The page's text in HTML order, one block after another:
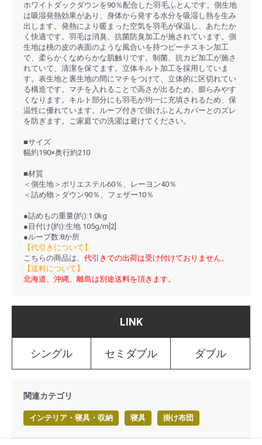
ホワイトダックダウンを90％配合した羽毛ふとんです。側生地
は吸湿発熱効果があり、身体から発する水分を吸湿し熱を生み
出します。発熱により暖まった空気を羽毛が保温し、あたたか
く快適です。羽毛は消臭、抗菌防臭加工が施されています。側
生地は桃の皮の表面のような風合いを持つピーチスキン加工
で、柔らかくなめらかな肌触りです。制菌、抗カビ加工が施さ
れていて、清潔を保てます。立体キルト加工を採用していま
す。表生地と裏生地の間にマチをつけて、立体的に区切れてい
る構造です。マチを入れることで高さが出るため、膨らみやす
くなります。キルト部分にも羽毛が均一に充填されるため、保
温性に優れています。ループ付きで掛けふとんカバーとのズレ
を防ぎます。ご家庭での洗濯は避けてください。
■サイズ
幅約190×奥行約210
■材質
＜側生地＞ポリエステル60％、レーヨン40％
＜詰め物＞ダウン90％、フェザー10％
●詰めもの重量(約):1.0kg
●目付け(約):生地 105g/m[2]
●ループ数:8か所
【代引きについて】
こちらの商品は、 代引きでの出荷は受け付けておりません。
【送料について】
北海道、沖縄、離島は別途送料を頂きます。
LINK
シングル セミダブル ダブル
関連カテゴリ
インテリア・寝具・収納 寝具 掛け布団